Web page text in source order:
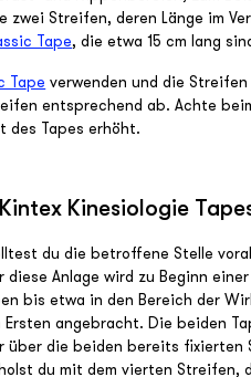
Streifen, deren Länge im
Tape, die etwa 15 cm lang
Tape verwenden und die
entsprechend ab. Achte
des Tapes erhöht.
Kinesiologie
du die betroffene Stelle
Anlage wird zu Beginn
bis etwa in den Bereich der
angebracht. Die beiden
über die beiden bereits fixierten
du mit dem vierten Streifen,